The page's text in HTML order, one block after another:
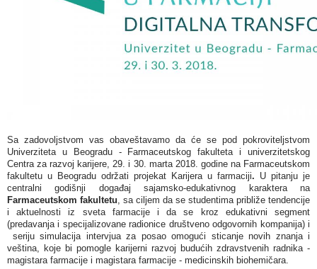
Sa zadovoljstvom vas obaveštavamo da će se pod pokroviteljstvom
Univerziteta u Beogradu - Farmaceutskog fakulteta i univerzitetskog
Centra za razvoj karijere, 29. i 30. marta 2018. godine na Farmaceutskom
fakultetu u Beogradu održati projekat Karijera u farmaciji. U pitanju je
centralni godišnji događaj sajamsko-edukativnog karaktera na
Farmaceutskom fakultetu, sa ciljem da se studentima približe tendencije
i aktuelnosti iz sveta farmacije i da se kroz edukativni segment
(predavanja i specijalizovane radionice društveno odgovornih kompanija) i
seriju simulacija intervjua za posao omogući sticanje novih znanja i
veština, koje bi pomogle karijerni razvoj budućih zdravstvenih radnika -
magistara farmacije i magistara farmacije - medicinskih biohemičara.